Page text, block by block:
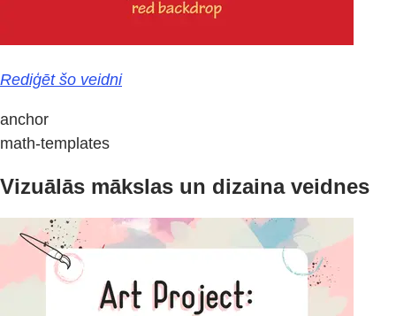
Rediģēt šo veidni
anchor
math-templates
Vizuālās mākslas un dizaina veidnes